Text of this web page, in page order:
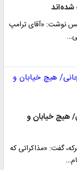
نوشت: «آقای ترامپ
هیچ خیابان و
گفت: «مذاکراتی که